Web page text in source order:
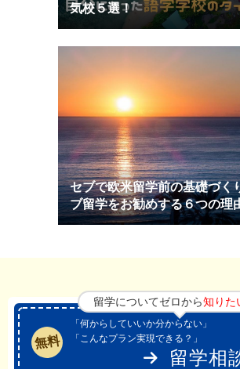
気校５選！
セブで欧米留学前の基礎づく
ブ留学をお勧めする６つの理
留学についてゼロから知りた
無料
「何からしていいか分からない」
「こんなプラン実現できる？」
留学相